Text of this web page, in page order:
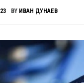
BY ИВАН ДУНАЕВ